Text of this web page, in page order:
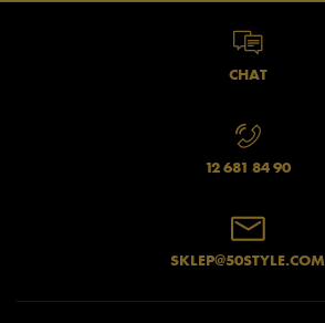
CHAT
12 681 84 90
SKLEP@50STYLE.COM